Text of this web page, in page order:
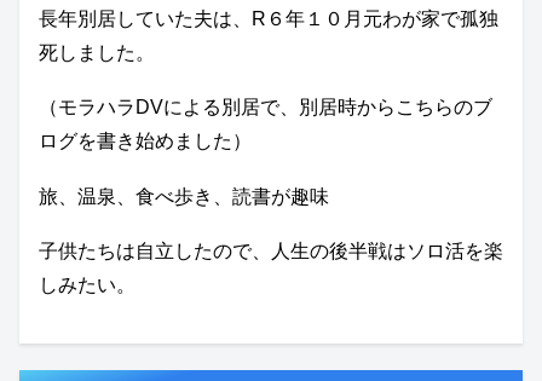
長年別居していた夫は、R６年１０月元わが家で孤独
死しました。
（モラハラDVによる別居で、別居時からこちらのブ
ログを書き始めました）
旅、温泉、食べ歩き、読書が趣味
子供たちは自立したので、人生の後半戦はソロ活を楽
しみたい。